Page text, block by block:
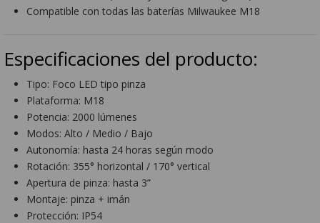
Compatible con todas las baterías Milwaukee M18
Especificaciones del producto:
Tipo: Foco LED tipo pinza
Plataforma: M18
Potencia: 2000 lúmenes
Modos: Alto / Medio / Bajo
Autonomía: hasta 24 horas según modo
Rotación: 355° horizontal / 170° vertical
Apertura de pinza: hasta 3”
Montaje: pinza + imán
Protección: IP54